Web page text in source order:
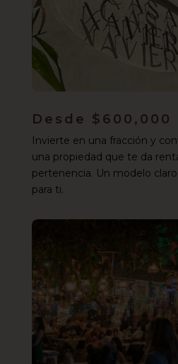
Desde $600,000
Invierte en una fracción y
una propiedad que te da
pertenencia. Un modelo
para ti.